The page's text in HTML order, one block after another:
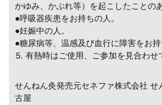
かゆみ、かぶれ等）を起こしたことの
●呼吸器疾患をお持ちの人。
●妊娠中の人。
●糖尿病等、温感及び血行に障害をお持
⒌ 有熱時はご使用、ご参加を見合わせ
せんねん灸発売元セネファ株式会社 せ
古屋